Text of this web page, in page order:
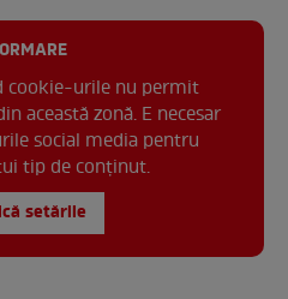
cookie-urile nu permit
această zonă. E necesar
social media pentru
tip de conținut.
setările